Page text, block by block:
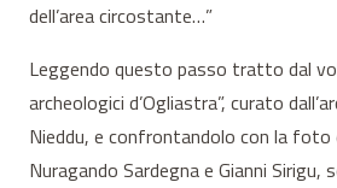
dell’area circostante…”
Leggendo questo passo tratto dal
archeologici d’Ogliastra”, curato
Nieddu, e confrontandolo con la foto
Nuragando Sardegna e Gianni Sirigu,